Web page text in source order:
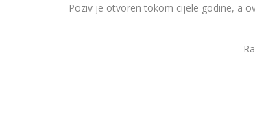
Poziv je otvoren tokom cijele godine, a